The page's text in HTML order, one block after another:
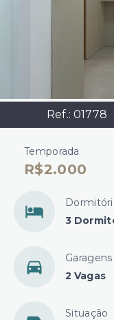
Ref.: 01778
Temporada
R$2.000
3
Garagens
2 Vagas
Situação